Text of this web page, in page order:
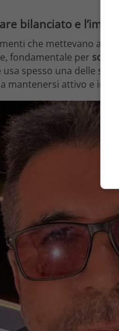
bilanciato e
che mettevano a
fondamentale per
spesso una delle
mantenersi attivo e in